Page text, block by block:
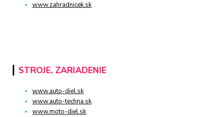
www.zahradnicek.sk
STROJE, ZARIADENIE
www.auto-diel.sk
www.auto-techna.sk
www.moto-diel.sk